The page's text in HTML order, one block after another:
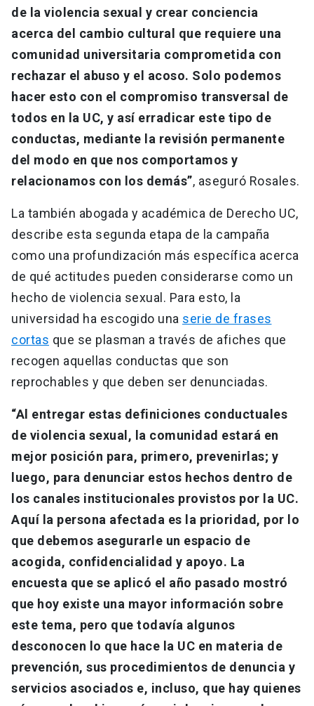
de la violencia sexual y crear conciencia
acerca del cambio cultural que requiere una
comunidad universitaria comprometida con
rechazar el abuso y el acoso. Solo podemos
hacer esto con el compromiso transversal de
todos en la UC, y así erradicar este tipo de
conductas, mediante la revisión permanente
del modo en que nos comportamos y
relacionamos con los demás”, aseguró Rosales.
La también abogada y académica de Derecho UC,
describe esta segunda etapa de la campaña
como una profundización más específica acerca
de qué actitudes pueden considerarse como un
hecho de violencia sexual. Para esto, la
universidad ha escogido una serie de frases
cortas que se plasman a través de afiches que
recogen aquellas conductas que son
reprochables y que deben ser denunciadas.
“Al entregar estas definiciones conductuales
de violencia sexual, la comunidad estará en
mejor posición para, primero, prevenirlas; y
luego, para denunciar estos hechos dentro de
los canales institucionales provistos por la UC.
Aquí la persona afectada es la prioridad, por lo
que debemos asegurarle un espacio de
acogida, confidencialidad y apoyo. La
encuesta que se aplicó el año pasado mostró
que hoy existe una mayor información sobre
este tema, pero que todavía algunos
desconocen lo que hace la UC en materia de
prevención, sus procedimientos de denuncia y
servicios asociados e, incluso, que hay quienes